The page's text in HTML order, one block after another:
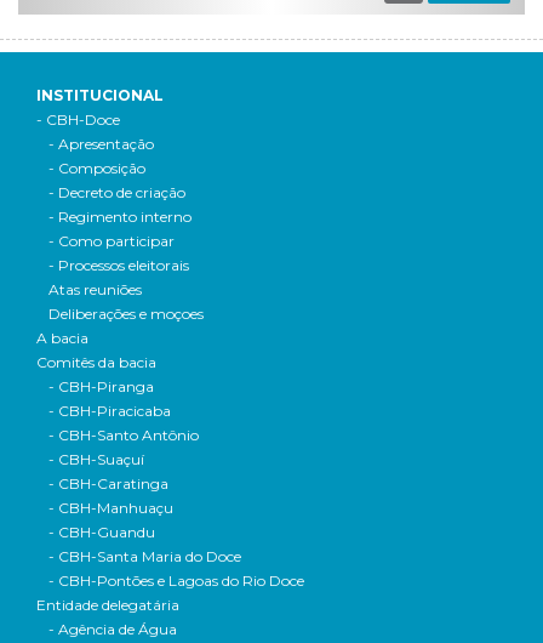
INSTITUCIONAL
- CBH-Doce
- Apresentação
- Composição
- Decreto de criação
- Regimento interno
- Como participar
- Processos eleitorais
Atas reuniões
Deliberações e moçoes
A bacia
Comitês da bacia
- CBH-Piranga
- CBH-Piracicaba
- CBH-Santo Antônio
- CBH-Suaçuí
- CBH-Caratinga
- CBH-Manhuaçu
- CBH-Guandu
- CBH-Santa Maria do Doce
- CBH-Pontões e Lagoas do Rio Doce
Entidade delegatária
- Agência de Água